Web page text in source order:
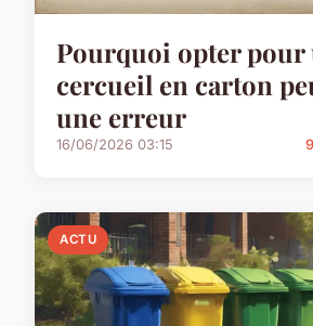
Pourquoi opter pour
cercueil en carton
une erreur
16/06/2026 03:15
ACTU